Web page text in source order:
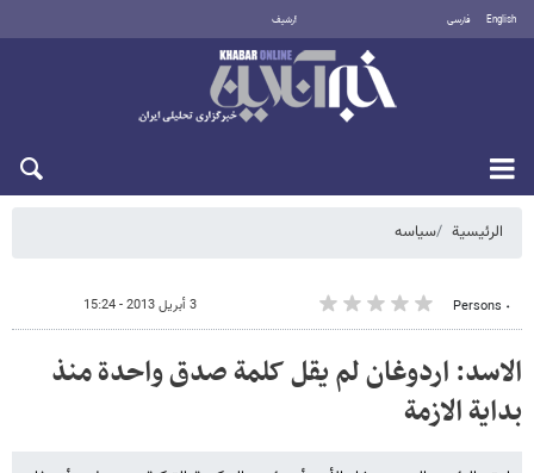
English فارسی أرشيف
الرئيسية سیاسه
٠ Persons 3 أبريل 2013 - 15:24
الاسد: اردوغان لم یقل کلمة صدق واحدة منذ
بدایة الازمة